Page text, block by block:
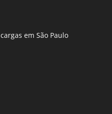
em São Paulo